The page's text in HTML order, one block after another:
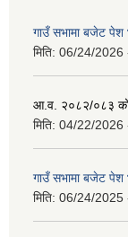
गाउँ सभामा बजेट पेश
मिति: 06/24/2026
आ.व. २०८२/०८३ को
मिति: 04/22/2026
गाउँ सभामा बजेट पेश
मिति: 06/24/2025